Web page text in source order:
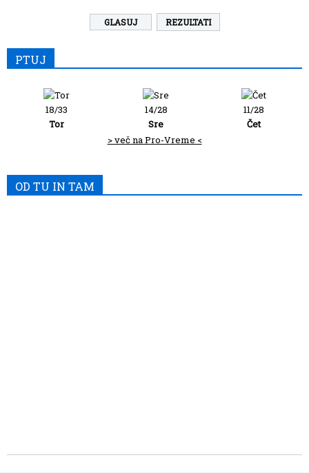
REZULTATI
PTUJ
18/33
Tor
14/28
Sre
11/28
Čet
> več na Pro-Vreme <
OD TU IN TAM